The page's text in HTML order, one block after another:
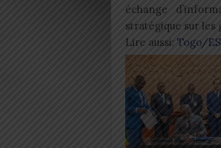
échange
stratégique sur les
Lire aussi: Togo/